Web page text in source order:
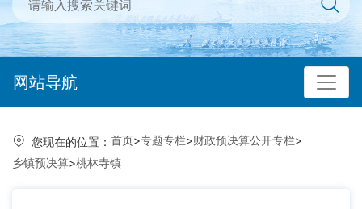
网站导航
您现在的位置： 首页>专题专栏>财政预决算公开专栏>
乡镇预决算>桃林寺镇